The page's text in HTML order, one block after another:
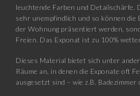
leuchtende Farben und Detailschärfe.
sehr unempfindlich und so können die
der Wohnung präsentiert werden,
Freien. Das Exponat ist zu 100%
Dieses Material bietet sich unter
Räume an, in denen die Exponate oft
ausgesetzt sind – wie z.B. Badezimmer